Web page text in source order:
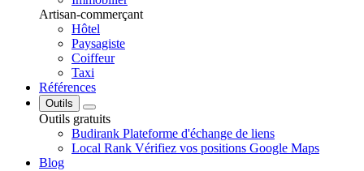
Artisan-commerçant
Hôtel
Paysagiste
Coiffeur
Taxi
Références
Outils
Outils gratuits
Budirank Plateforme d'échange de liens
Local Rank Vérifiez vos positions Google Maps
Blog